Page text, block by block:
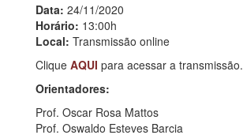
Data: 24/11/2020
Horário: 13:00h
Local: Transmissão online
Clique AQUI para acessar a transmissão.
Orientadores:
Prof. Oscar Rosa Mattos
Prof. Oswaldo Esteves Barcia